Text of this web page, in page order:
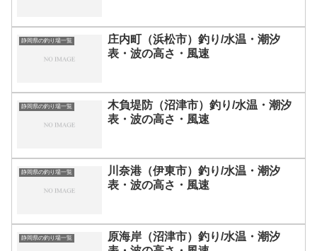
静岡県の釣り場一覧
庄内町（浜松市）釣り/水温・潮汐
表・波の高さ・風速
静岡県の釣り場一覧
木負堤防（沼津市）釣り/水温・潮汐
表・波の高さ・風速
静岡県の釣り場一覧
川奈港（伊東市）釣り/水温・潮汐
表・波の高さ・風速
静岡県の釣り場一覧
原海岸（沼津市）釣り/水温・潮汐